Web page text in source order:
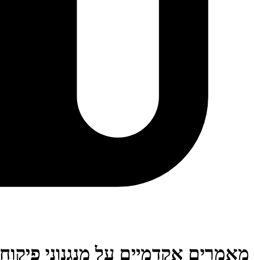
מאמרים אקדמיים על מנגנוני פיקוח